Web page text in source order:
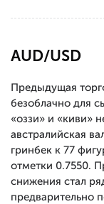
AUD/USD
Предыдущая
безоблачно для
«оззи» и «киви»
австралийская
гринбек к 77
отметки 0.7550.
снижения стал
предварительно